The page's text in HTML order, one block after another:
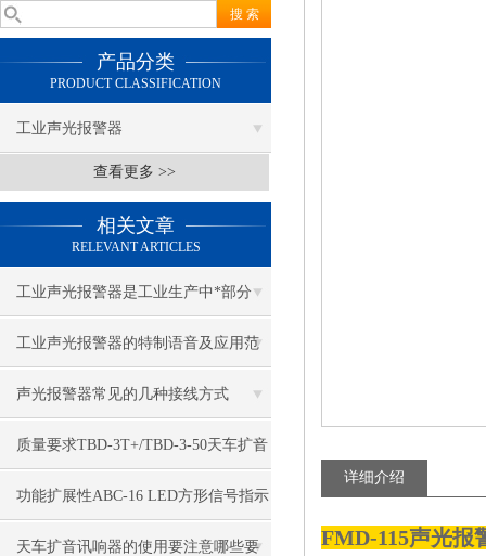
产品分类
PRODUCT CLASSIFICATION
工业声光报警器
查看更多 >>
相关文章
RELEVANT ARTICLES
工业声光报警器是工业生产中*部分
工业声光报警器的特制语音及应用范
围
声光报警器常见的几种接线方式
质量要求TBD-3T+/TBD-3-50天车扩音
讯响器
功能扩展性ABC-16 LED方形信号指示
灯
天车扩音讯响器的使用要注意哪些要
详细介绍
FMD-115声光报